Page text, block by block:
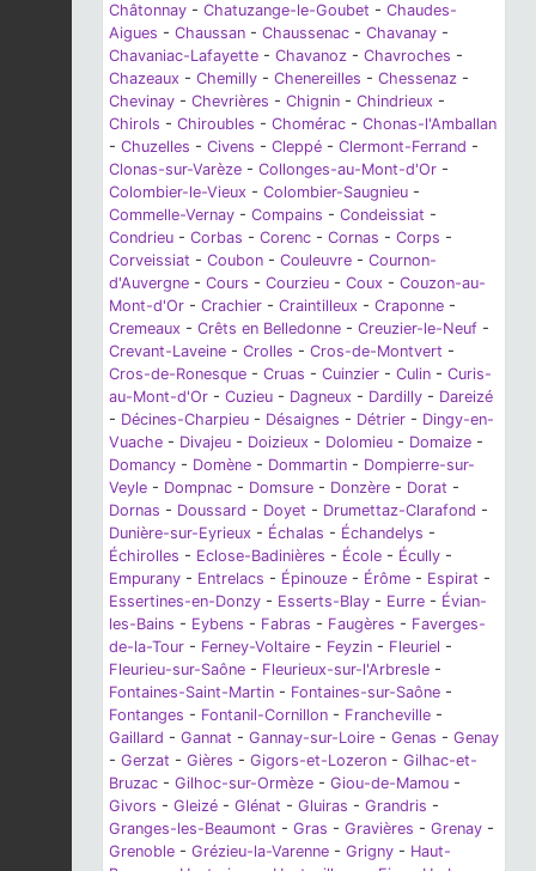
Châtonnay - Chatuzange-le-Goubet - Chaudes-
Aigues - Chaussan - Chaussenac - Chavanay -
Chavaniac-Lafayette - Chavanoz - Chavroches -
Chazeaux - Chemilly - Chenereilles - Chessenaz -
Chevinay - Chevrières - Chignin - Chindrieux -
Chirols - Chiroubles - Chomérac - Chonas-l'Amballan
- Chuzelles - Civens - Cleppé - Clermont-Ferrand -
Clonas-sur-Varèze - Collonges-au-Mont-d'Or -
Colombier-le-Vieux - Colombier-Saugnieu -
Commelle-Vernay - Compains - Condeissiat -
Condrieu - Corbas - Corenc - Cornas - Corps -
Corveissiat - Coubon - Couleuvre - Cournon-
d'Auvergne - Cours - Courzieu - Coux - Couzon-au-
Mont-d'Or - Crachier - Craintilleux - Craponne -
Cremeaux - Crêts en Belledonne - Creuzier-le-Neuf -
Crevant-Laveine - Crolles - Cros-de-Montvert -
Cros-de-Ronesque - Cruas - Cuinzier - Culin - Curis-
au-Mont-d'Or - Cuzieu - Dagneux - Dardilly - Dareizé
- Décines-Charpieu - Désaignes - Détrier - Dingy-en-
Vuache - Divajeu - Doizieux - Dolomieu - Domaize -
Domancy - Domène - Dommartin - Dompierre-sur-
Veyle - Dompnac - Domsure - Donzère - Dorat -
Dornas - Doussard - Doyet - Drumettaz-Clarafond -
Dunière-sur-Eyrieux - Échalas - Échandelys -
Échirolles - Eclose-Badinières - École - Écully -
Empurany - Entrelacs - Épinouze - Érôme - Espirat -
Essertines-en-Donzy - Esserts-Blay - Eurre - Évian-
les-Bains - Eybens - Fabras - Faugères - Faverges-
de-la-Tour - Ferney-Voltaire - Feyzin - Fleuriel -
Fleurieu-sur-Saône - Fleurieux-sur-l'Arbresle -
Fontaines-Saint-Martin - Fontaines-sur-Saône -
Fontanges - Fontanil-Cornillon - Francheville -
Gaillard - Gannat - Gannay-sur-Loire - Genas - Genay
- Gerzat - Gières - Gigors-et-Lozeron - Gilhac-et-
Bruzac - Gilhoc-sur-Ormèze - Giou-de-Mamou -
Givors - Gleizé - Glénat - Gluiras - Grandris -
Granges-les-Beaumont - Gras - Gravières - Grenay -
Grenoble - Grézieu-la-Varenne - Grigny - Haut-